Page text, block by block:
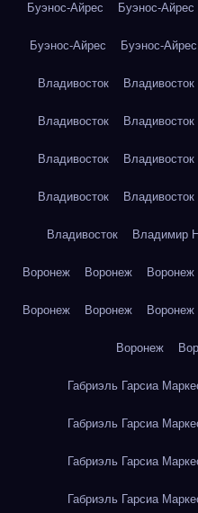
Буэнос-Айрес Буэнос-Айрес
Буэнос-Айрес Буэнос-Айрес
Владивосток Владивосток
Владивосток Владивосток
Владивосток Владивосток
Владивосток Владивосток
Владивосток Владимир
Воронеж Воронеж Воронеж
Воронеж Воронеж Воронеж
Воронеж
Габриэль Гарсиа
Габриэль Гарсиа
Габриэль Гарсиа
Габриэль Гарсиа